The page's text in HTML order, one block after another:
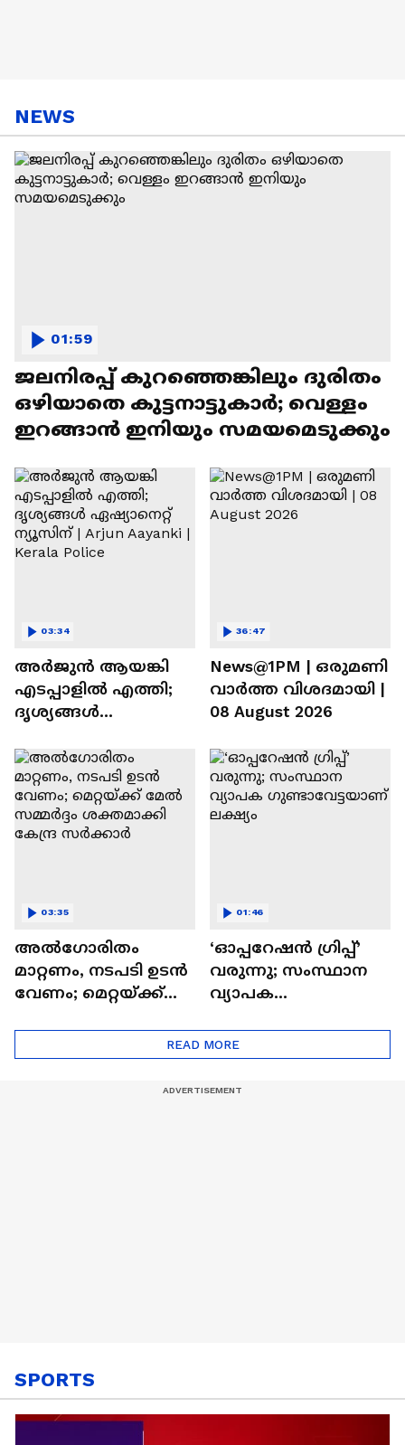
NEWS
ജലനിരപ്പ് കുറഞ്ഞെങ്കിലും ദുരിതം
ഒഴിയാതെ കുട്ടനാട്ടുകാര്‍; വെള്ളം
ഇറങ്ങാൻ ഇനിയും സമയമെടുക്കും
01:59
അർജുൻ ആയങ്കി
എടപ്പാളിൽ എത്തി;
ദൃശ്യങ്ങൾ
Arjun Aayanki | Kerala
Police
03:34
News@1PM | ഒരുമണി
വാർത്ത വിശദമായി |
08 August 2026
36:47
അൽഗോരിതം
മാറ്റണം, നടപടി ഉടൻ
വേണം; മെറ്റയ്ക്ക്
ശക്തമാക്കി കേന്ദ്ര
സർക്കാർ
03:35
‘ഓപ്പറേഷൻ ഗ്രിപ്പ്’
വരുന്നു; സംസ്ഥാന
വ്യാപക
ലക്ഷ്യം
01:46
READ MORE
SPORTS